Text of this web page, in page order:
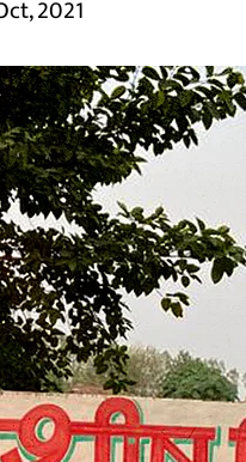
2021